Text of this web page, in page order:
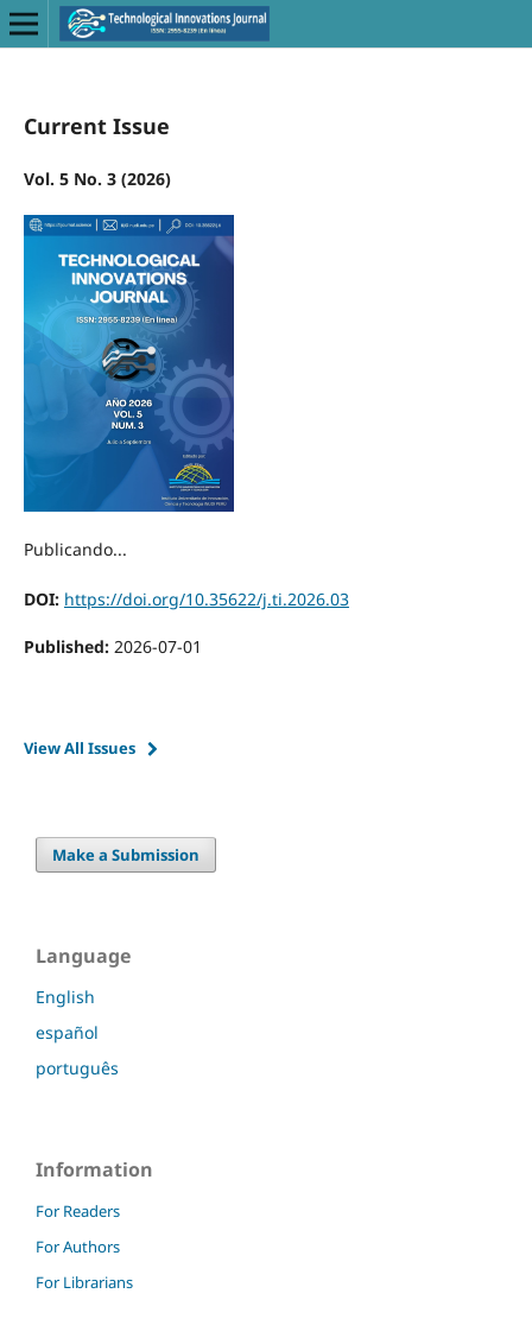
Current Issue
Vol. 5 No. 3 (2026)
Publicando...
DOI: https://doi.org/10.35622/j.ti.2026.03
Published: 2026-07-01
View All Issues
Make a Submission
Language
English
español
português
Information
For Readers
For Authors
For Librarians